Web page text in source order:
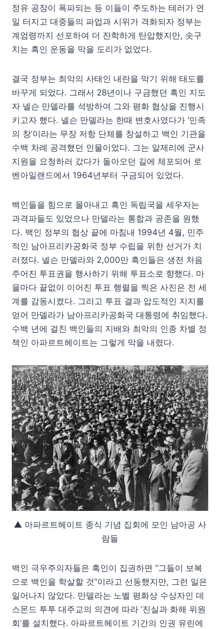
정유 공장이 폭파되는 등 이들이 주도하는 테러가 연
일 터지고 대중들의 파업과 시위가 격화되자 정부는
계엄령까지 선포하여 더 잔학하게 탄압했지만, 솟구
치는 흑인 운동을 막을 도리가 없었다.
결국 정부는 최악의 사태인 내란을 막기 위해 태도를
바꾸게 되었다. 그래서 28년이나 구금했던 흑인 지도
자 넬슨 만델라를 석방하여 그와 평화 협상을 진행시
키고자 했다. 넬슨 만델라는 한때 변호사였다가 ‘민족
의 창’이라는 무장 저항 단체를 창설하고 백인 기관을
수백 차례 공격했던 인물이었다. 그는 알제리에 군사
지원을 요청하러 갔다가 돌아오던 길에 체포되어 로
벤아일랜드에서 1964년부터 구금되어 있었다.
백인들을 힘으로 몰아내고 흑인 독립국을 세우자는
과격파들도 있었으나 만델라는 통합과 공존을 원했
다. 백인 정부의 협상 끝에 마침내 1994년 4월, 민주
적인 남아프리카공화국 정부 수립을 위한 선거가 치
러졌다. 넬슨 만델라와 2,000만 흑인들은 생전 처음
주어진 투표권을 행사하기 위해 투표소로 향했다. 마
을마다 끝없이 이어진 투표 행렬을 찍은 사진은 전 세
계를 감동시켰다. 그리고 투표 결과 압도적인 지지를
얻어 만델라가 남아프리카공화국 대통령에 취임했다.
수백 년에 걸친 백인들의 지배와 최악의 인종 차별 정
책인 아파르트헤이트는 그렇게 막을 내렸다.
▲ 아파르트헤이트 종식 기념 집회에 모인 남아공 사
람들
백인 극우주의자들은 흑인이 집권하면 “그들이 보복
으로 백인을 학살할 것”이라고 선동했지만, 그런 일은
일어나지 않았다. 만델라는 노벨 평화상 수상자인 데
스몬드 투투 대주교의 의견에 따라 ‘진실과 화해 위원
회’를 설치했다. 아파르트헤이트 기간의 인권 유린에